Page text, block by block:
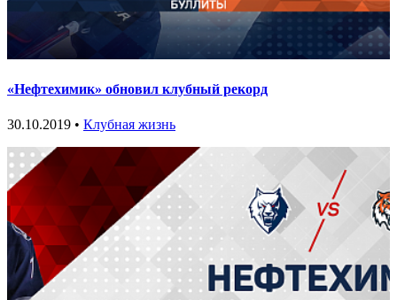
«Нефтехимик» обновил клубный рекорд
30.10.2019 • Клубная жизнь